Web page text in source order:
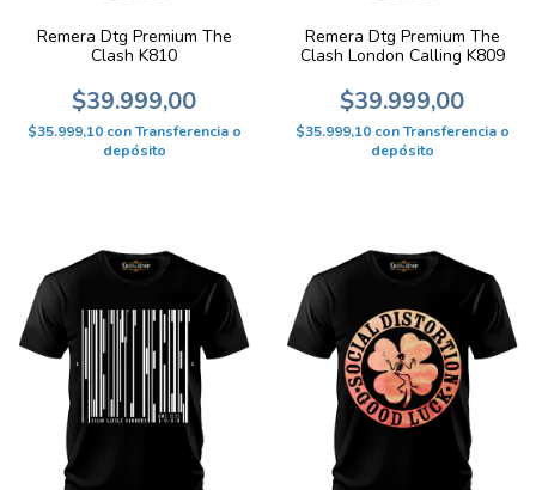
Remera Dtg Premium The
Clash K810
$39.999,00
$35.999,10 con Transferencia o
depósito
Remera Dtg Premium The
Clash London Calling K809
$39.999,00
$35.999,10 con Transferencia o
depósito